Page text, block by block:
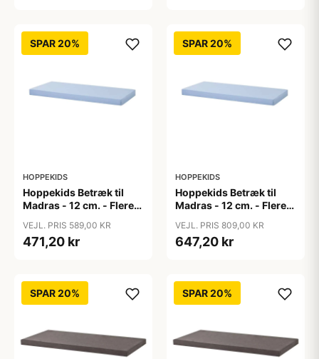
SPAR 20%
HOPPEKIDS
Hoppekids Betræk til
Madras - 12 cm. - Flere
VEJL. PRIS 589,00 KR
471,20 kr
SPAR 20%
HOPPEKIDS
Hoppekids Betræk til
Madras - 12 cm. - Flere
VEJL. PRIS 809,00 KR
647,20 kr
SPAR 20% SPAR 20%